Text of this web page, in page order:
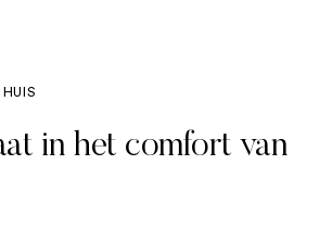
in het comfort van